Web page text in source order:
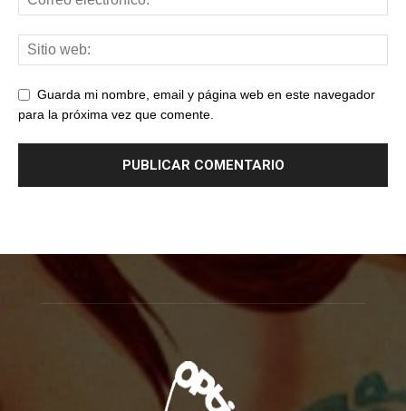
Guarda mi nombre, email y página web en este navegador
para la próxima vez que comente.